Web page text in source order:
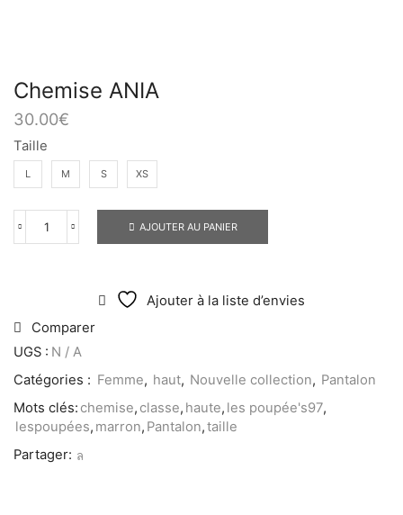
Chemise ANIA
30.00€
Taille
L M S XS
AJOUTER AU PANIER
Ajouter à la liste d’envies
Comparer
UGS : N / A
Catégories : Femme, haut, Nouvelle collection, Pantalon
Mots clés: chemise, classe, haute, les poupée's97,
lespoupées, marron, Pantalon,taille
Partager: